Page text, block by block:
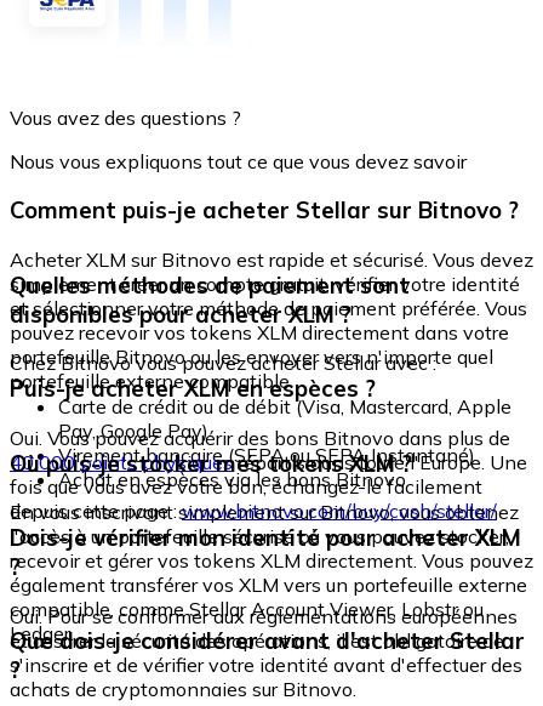
Vous avez des questions ?
Nous vous expliquons tout ce que vous devez savoir
Comment puis-je acheter Stellar sur Bitnovo ?
Acheter XLM sur Bitnovo est rapide et sécurisé. Vous devez
simplement créer un compte gratuit, vérifier votre identité
et sélectionner votre méthode de paiement préférée. Vous
pouvez recevoir vos tokens XLM directement dans votre
portefeuille Bitnovo ou les envoyer vers n'importe quel
portefeuille externe compatible.
Quelles méthodes de paiement sont
disponibles pour acheter XLM ?
Chez Bitnovo vous pouvez acheter Stellar avec :
Carte de crédit ou de débit (Visa, Mastercard, Apple
Pay, Google Pay)
Virement bancaire (SEPA ou SEPA Instantané)
Achat en espèces via les bons Bitnovo
Puis-je acheter XLM en espèces ?
Oui. Vous pouvez acquérir des bons Bitnovo dans plus de
40 000 points physiquesrépartis dans toute l'Europe. Une
fois que vous avez votre bon, échangez-le facilement
depuis cette page :www.bitnovo.com/buy/cash/stellar/
Où puis-je stocker mes tokens XLM ?
En vous inscrivant simplement sur Bitnovo, vous obtenez
l'accès à un portefeuille sécurisé où vous pouvez stocker,
recevoir et gérer vos tokens XLM directement. Vous pouvez
également transférer vos XLM vers un portefeuille externe
compatible, comme Stellar Account Viewer, Lobstr ou
Ledger.
Dois-je vérifier mon identité pour acheter XLM
?
Oui. Pour se conformer aux réglementations européennes
et assurer la sécurité des opérations, il est obligatoire de
s'inscrire et de vérifier votre identité avant d'effectuer des
achats de cryptomonnaies sur Bitnovo.
Que dois-je considérer avant d'acheter Stellar
?